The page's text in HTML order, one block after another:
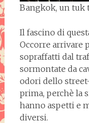
Bangkok, un tuk
Il fascino di
Occorre arrivare
sopraffatti dal
sormontate da
odori dello
prima, perchè la
hanno aspetti e
diversi.